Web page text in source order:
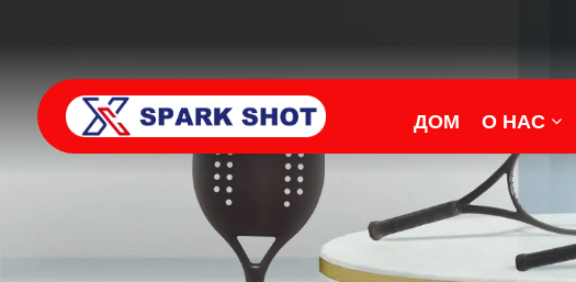
ДОМ О НАС